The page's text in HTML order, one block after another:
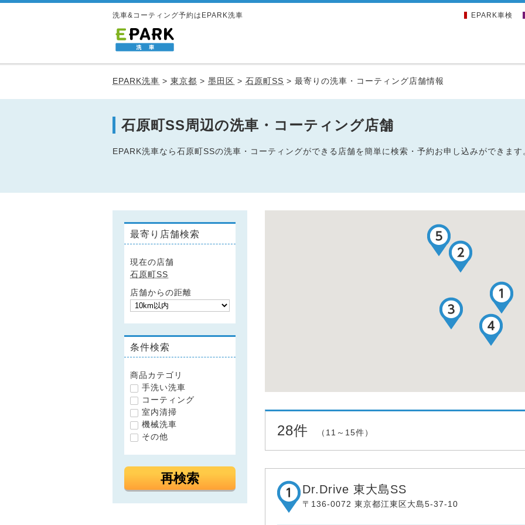
洗車&コーティング予約はEPARK洗車 EPARK車検
EPARK洗車 > 東京都 > 墨田区 > 石原町SS > 最寄りの洗車・コーティング店舗情報
石原町SS周辺の洗車・コーティング店舗
EPARK洗車なら石原町SSの洗車・コーティングができる店舗を簡単に検索・予約お申し込みができます
最寄り店舗検索
現在の店舗
石原町SS
店舗からの距離
条件検索
商品カテゴリ
手洗い洗車
コーティング
室内清掃
機械洗車
その他
再検索
28件 （11～15件）
Dr.Drive 東大島SS
〒136-0072 東京都江東区大島5-37-10